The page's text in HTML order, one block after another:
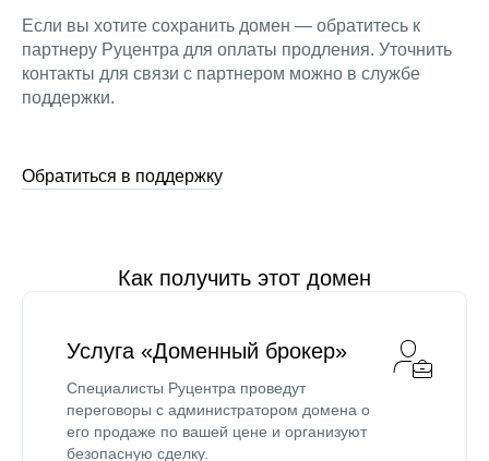
Если вы хотите сохранить домен — обратитесь к
партнеру Руцентра для оплаты продления. Уточнить
контакты для связи с партнером можно в службе
поддержки.
Обратиться в поддержку
Как получить этот домен
Услуга «Доменный брокер»
Специалисты Руцентра проведут
переговоры с администратором домена о
его продаже по вашей цене и организуют
безопасную сделку.